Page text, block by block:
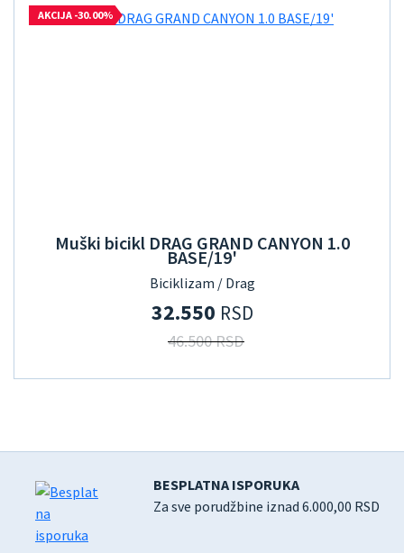
AKCIJA -30.00%
Muški bicikl DRAG GRAND CANYON 1.0
BASE/19'
Biciklizam / Drag
32.550 RSD
46.500 RSD
BESPLATNA ISPORUKA
Za sve porudžbine iznad 6.000,00 RSD